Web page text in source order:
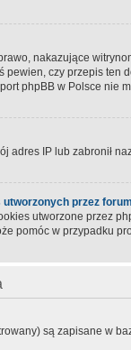
nakazujące
czy przepis ten
phpBB w Polsce nie
adres IP lub zabronił
przez
utworzone przez
pomóc w przypadku
są zapisane w